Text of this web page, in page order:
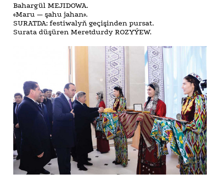
Bahargül MEJIDOWA.
«Maru — şahu jahan».
SURATDA: festiwalyň geçişinden pursat.
Surata düşüren Meretdurdy ROZYÝEW.